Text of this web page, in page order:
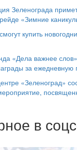
Зеленограда
«Зимние
купить
«Дела важнее
за
«Зеленоград»
в